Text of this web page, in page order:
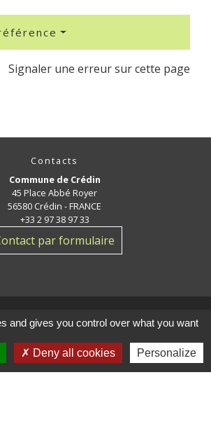
Signaler une erreur sur cette page
Contacts
Commune de Crédin
45 Place Abbé Royer
56580 Crédin - FRANCE
+33 2 97 38 97 33
par formulaire
and gives you control over what you want
Deny all cookies Personalize